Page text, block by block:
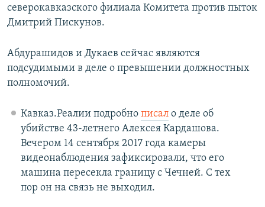
северокавказского филиала Комитета против пыток
Дмитрий Пискунов.
Абдурашидов и Дукаев сейчас являются
подсудимыми в деле о превышении должностных
полномочий.
Кавказ.Реалии подробно писало деле об
убийстве 43-летнего Алексея Кардашова.
Вечером 14 сентября 2017 года камеры
видеонаблюдения зафиксировали, что его
машина пересекла границу с Чечней. С тех
пор он на связь не выходил.